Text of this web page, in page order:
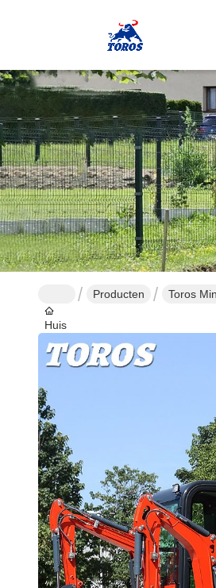
Huis
Producten Toros